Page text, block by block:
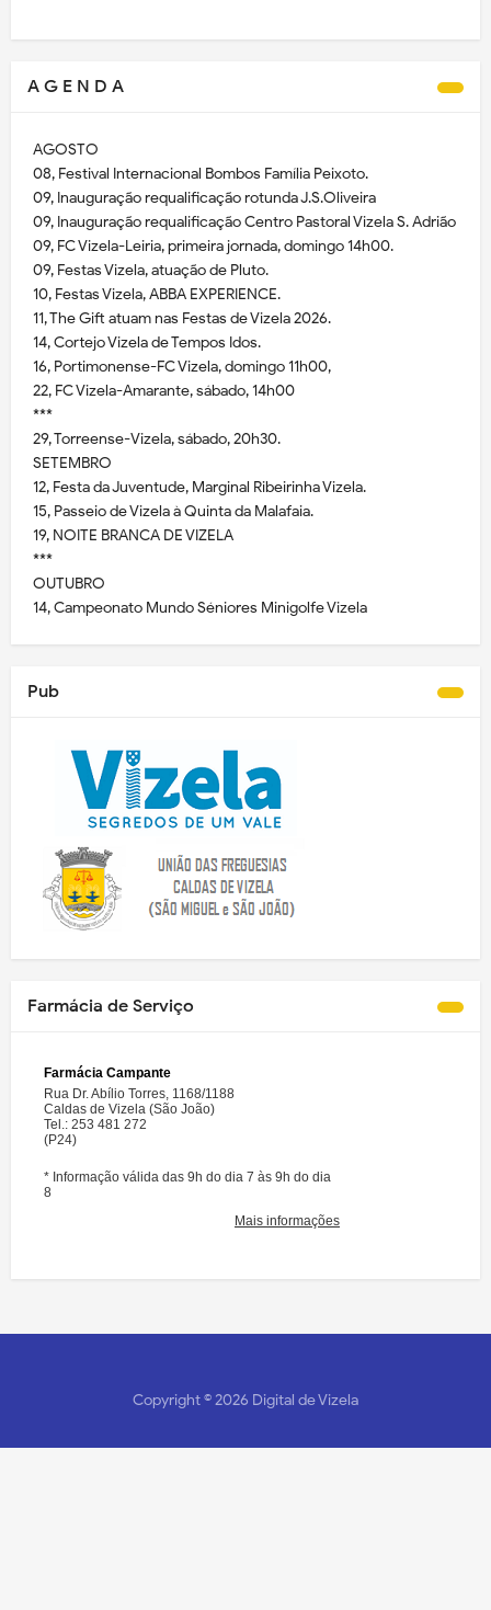
A G E N D A
AGOSTO
08, Festival Internacional Bombos Família Peixoto.
09, Inauguração requalificação rotunda J.S.Oliveira
09, Inauguração requalificação Centro Pastoral Vizela S. Adrião
09, FC Vizela-Leiria, primeira jornada, domingo 14h00.
09, Festas Vizela, atuação de Pluto.
10, Festas Vizela, ABBA EXPERIENCE.
11, The Gift atuam nas Festas de Vizela 2026.
14, Cortejo Vizela de Tempos Idos.
16, Portimonense-FC Vizela, domingo 11h00,
22, FC Vizela-Amarante, sábado, 14h00
***
29, Torreense-Vizela, sábado, 20h30.
SETEMBRO
12, Festa da Juventude, Marginal Ribeirinha Vizela.
15, Passeio de Vizela à Quinta da Malafaia.
19, NOITE BRANCA DE VIZELA
***
OUTUBRO
14, Campeonato Mundo Séniores Minigolfe Vizela
Pub
Farmácia de Serviço
Copyright ©2026 Digital de Vizela